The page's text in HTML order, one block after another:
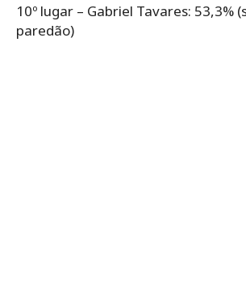
10º lugar – Gabriel Tavares: 53,3%
paredão)